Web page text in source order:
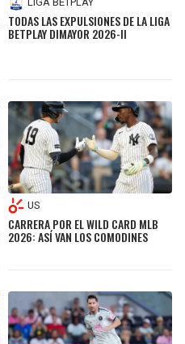
TODAS LAS EXPULSIONES DE LA LIGA
BETPLAY DIMAYOR 2026-II
US
CARRERA POR EL WILD CARD MLB
2026: ASÍ VAN LOS COMODINES